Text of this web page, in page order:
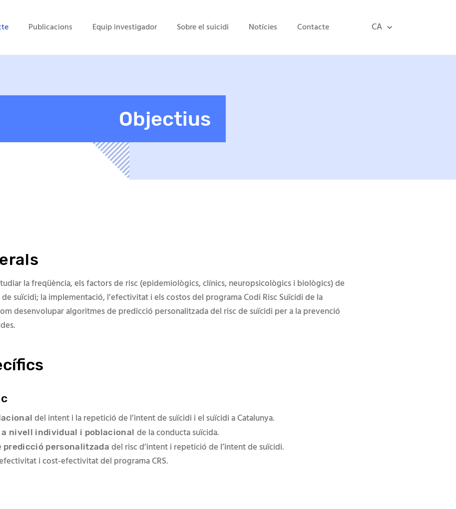
CA
Publicacions Equip investigador Sobre el suicidi Notícies Contacte
Objectius
la freqüència, els factors de risc (epidemiològics, clínics, neuropsicològics i biològics) de
suïcidi; la implementació, l’efectivitat i els costos del programa Codi Risc Suïcidi de la
desenvolupar algoritmes de predicció personalitzada del risc de suïcidi per a la prevenció
del intent i la repetició de l’intent de suïcidi i el suïcidi a Catalunya.
nivell individual i poblacional de la conducta suïcida.
predicció personalitzada del risc d’intent i repetició de l’intent de suïcidi.
i cost-efectivitat del programa CRS.